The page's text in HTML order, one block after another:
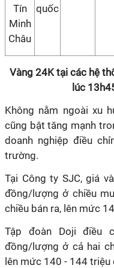
Tín
Minh
Châu
quốc
Vàng 24K tại các hệ
lúc
Không nằm ngoài xu
cũng bật tăng mạnh
doanh nghiệp điều
trường.
Tại Công ty SJC, giá
đồng/lượng ở chiều
chiều bán ra, lên mức
Tập đoàn Doji điều
đồng/lượng ở cả hai
lên mức 140 - 144